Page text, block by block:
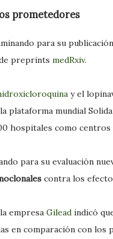
prometedores
para su
preprints medRxiv.
y el
plataforma mundial
hospitales como centros
para su evaluación
contra los
empresa Gilead indicó
en comparación con los